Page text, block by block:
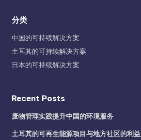
分类
中国的可持续解决方案
土耳其的可持续解决方案
日本的可持续解决方案
Recent Posts
废物管理实践提升中国的环境服务
土耳其的可再生能源项目与地方社区的利益